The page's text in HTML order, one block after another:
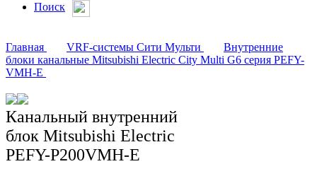
Поиск
Главная VRF-системы Сити Мульти
Внутренние
блоки канальные Mitsubishi Electric City Multi G6 серия PEFY-
VMH-E
Канальный внутренний
блок Mitsubishi Electric
PEFY-P200VMH-E